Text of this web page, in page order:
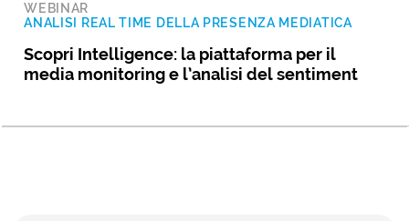
WEBINAR
ANALISI REAL TIME DELLA PRESENZA MEDIATICA
Scopri Intelligence: la piattaforma per il
media monitoring e l’analisi del sentiment